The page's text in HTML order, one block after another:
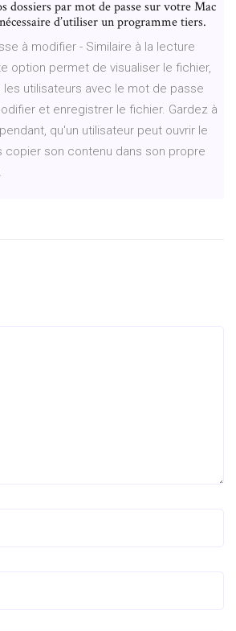
dossiers par mot de passe sur votre Mac
d’utiliser un programme tiers.
à modifier - Similaire à la lecture
option permet de visualiser le fichier,
les utilisateurs avec le mot de passe
et enregistrer le fichier. Gardez à
qu'un utilisateur peut ouvrir le
copier son contenu dans son propre